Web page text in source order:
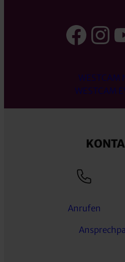
WESTCAM
WESTCAM
Anrufen